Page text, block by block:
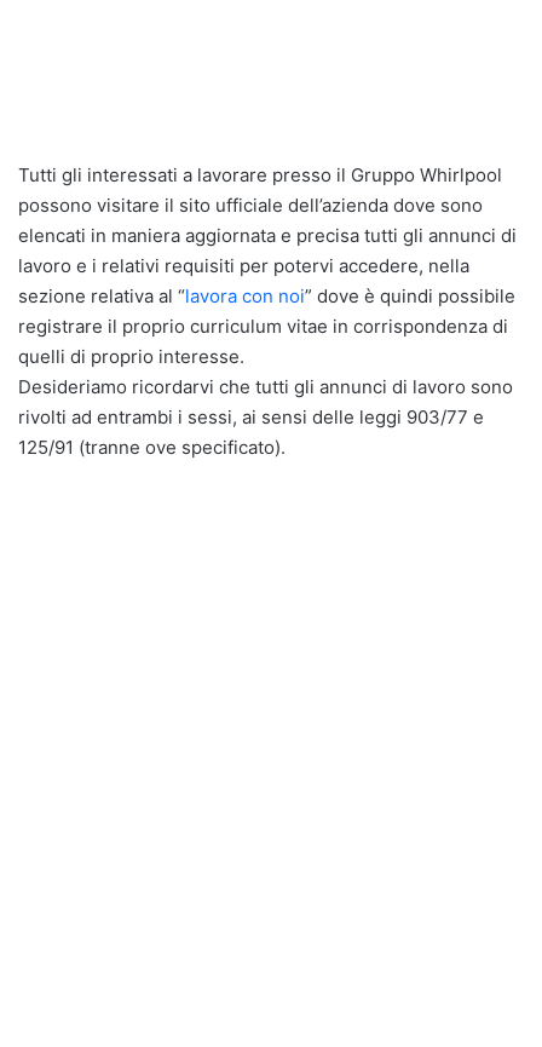
Tutti gli interessati a lavorare presso il Gruppo Whirlpool
possono visitare il sito ufficiale dell’azienda dove sono
elencati in maniera aggiornata e precisa tutti gli annunci di
lavoro e i relativi requisiti per potervi accedere, nella
sezione relativa al “lavora con noi” dove è quindi possibile
registrare il proprio curriculum vitae in corrispondenza di
quelli di proprio interesse.
Desideriamo ricordarvi che tutti gli annunci di lavoro sono
rivolti ad entrambi i sessi, ai sensi delle leggi 903/77 e
125/91 (tranne ove specificato).